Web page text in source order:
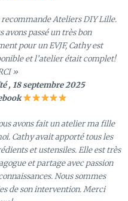
recommande Ateliers DIY Lille.
avons passé un très bon
pour un EVJF, Cathy est
et l’atelier était complet!
»
, 18 septembre 2025
avons fait un atelier ma fille
Cathy avait apporté tous les
et ustensiles. Elle est très
et partage avec passion
Nous sommes
de son intervention. Merci